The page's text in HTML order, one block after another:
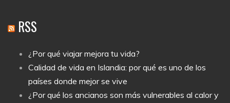
RSS
¿Por qué viajar mejora tu vida?
Calidad de vida en Islandia: por qué es uno de los
países donde mejor se vive
¿Por qué los ancianos son más vulnerables al calor y